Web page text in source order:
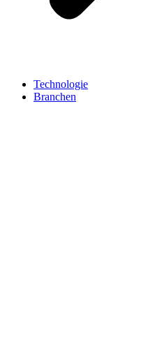
Technologie
Branchen